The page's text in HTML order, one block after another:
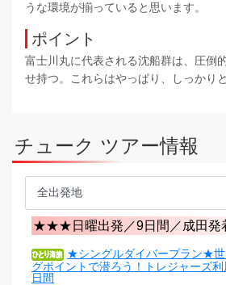
うな環境が揃っていると思います。
ポイント
富士川丸に代表される沈船群は、圧倒
せ持つ。これらはやっぱり、しっかり
チューク ツアー情報
★★★日曜出発／9日間／成田
★シングルダイバープラン★世
グポイントで潜ろう！トレジャーズ
日間